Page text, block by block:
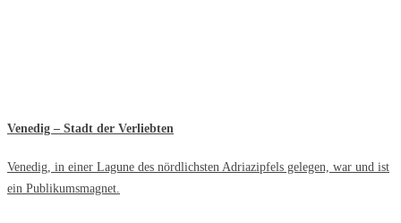
Venedig – Stadt der Verliebten
Venedig, in einer Lagune des nördlichsten Adriazipfels gelegen, war und ist
ein Publikumsmagnet.